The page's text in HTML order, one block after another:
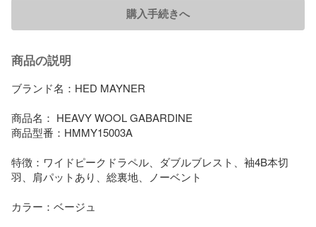
購入手続きへ
商品の説明
ブランド名：HED MAYNER
商品名： HEAVY WOOL GABARDINE
商品型番：HMMY15003A
特徴：ワイドピークドラペル、ダブルブレスト、袖4B本切
羽、肩パットあり、総裏地、ノーベント
カラー：ベージュ